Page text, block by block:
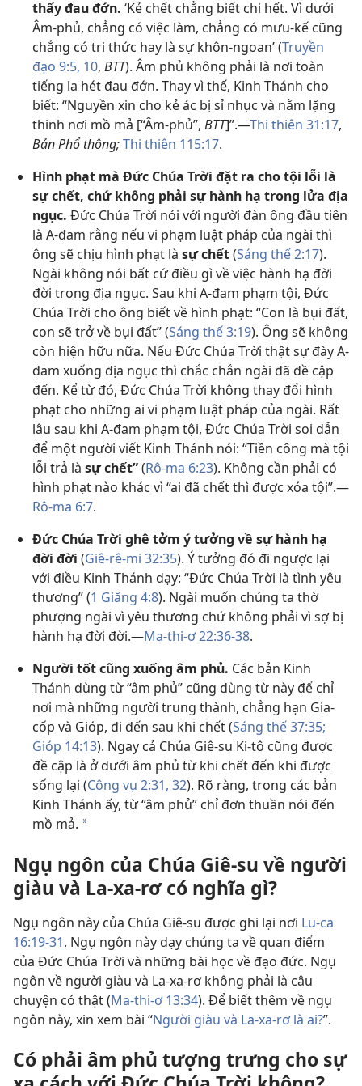
thấy đau đớn. ‘Kẻ chết chẳng biết chi hết. Vì dưới
Âm-phủ, chẳng có việc làm, chẳng có mưu-kế cũng
chẳng có tri thức hay là sự khôn-ngoan’ (Truyền
đạo 9:5, 10, BTT). Âm phủ không phải là nơi toàn
tiếng la hét đau đớn. Thay vì thế, Kinh Thánh cho
biết: “Nguyền xin cho kẻ ác bị sỉ nhục và nằm lặng
thinh nơi mồ mả [“Âm-phủ”, BTT]”.—Thi thiên 31:17,
Bản Phổ thông;Thi thiên 115:17.
Hình phạt mà Đức Chúa Trời đặt ra cho tội lỗi là
sự chết, chứ không phải sự hành hạ trong lửa địa
ngục. Đức Chúa Trời nói với người đàn ông đầu tiên
là A-đam rằng nếu vi phạm luật pháp của ngài thì
ông sẽ chịu hình phạt là sự chết(Sáng thế 2:17).
Ngài không nói bất cứ điều gì về việc hành hạ đời
đời trong địa ngục. Sau khi A-đam phạm tội, Đức
Chúa Trời cho ông biết về hình phạt: “Con là bụi đất,
con sẽ trở về bụi đất” (Sáng thế 3:19). Ông sẽ không
còn hiện hữu nữa. Nếu Đức Chúa Trời thật sự đày A-
đam xuống địa ngục thì chắc chắn ngài đã đề cập
đến. Kể từ đó, Đức Chúa Trời không thay đổi hình
phạt cho những ai vi phạm luật pháp của ngài. Rất
lâu sau khi A-đam phạm tội, Đức Chúa Trời soi dẫn
để một người viết Kinh Thánh nói: “Tiền công mà tội
lỗi trả là sự chết”(Rô-ma 6:23). Không cần phải có
hình phạt nào khác vì “ai đã chết thì được xóa tội”.​—
Rô-ma 6:7.
Đức Chúa Trời ghê tởm ý tưởng về sự hành hạ
đời đời (Giê-rê-mi 32:35). Ý tưởng đó đi ngược lại
với điều Kinh Thánh dạy: “Đức Chúa Trời là tình yêu
thương” (1 Giăng 4:8). Ngài muốn chúng ta thờ
phượng ngài vì yêu thương chứ không phải vì sợ bị
hành hạ đời đời.—Ma-thi-ơ 22:36-38.
Người tốt cũng xuống âm phủ. Các bản Kinh
Thánh dùng từ “âm phủ” cũng dùng từ này để chỉ
nơi mà những người trung thành, chẳng hạn Gia-
cốp và Gióp, đi đến sau khi chết (Sáng thế 37:35;
Gióp 14:13). Ngay cả Chúa Giê-su Ki-tô cũng được
đề cập là ở dưới âm phủ từ khi chết đến khi được
sống lại (Công vụ 2:31, 32). Rõ ràng, trong các bản
Kinh Thánh ấy, từ “âm phủ” chỉ đơn thuần nói đến
mồ mả. a
Ngụ ngôn của Chúa Giê-su về người
giàu và La-xa-rơ có nghĩa gì?
Ngụ ngôn này của Chúa Giê-su được ghi lại nơi Lu-ca
16:19-31. Ngụ ngôn này dạy chúng ta về quan điểm
của Đức Chúa Trời và những bài học về đạo đức. Ngụ
ngôn về người giàu và La-xa-rơ không phải là câu
chuyện có thật (Ma-thi-ơ 13:34). Để biết thêm về ngụ
ngôn này, xin xem bài “Người giàu và La-xa-rơ là ai?”.
Có phải âm phủ tượng trưng cho sự